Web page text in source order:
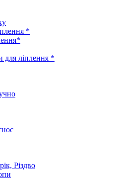
*
для ліплення *
Різдво